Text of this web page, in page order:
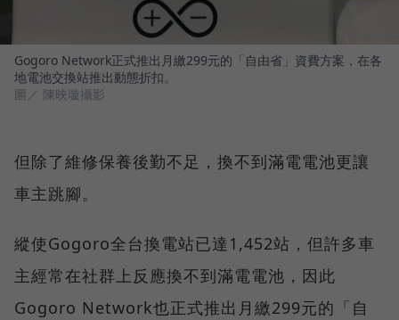
Gogoro Network正式推出月繳299元的「自由省」資費方案，在各
地電池交換站推出動態折扣。
圖／ 陳映璇攝影
但除了維修保養後勤不足，換不到滿電電池更讓
車主跳腳。
縱使Gogoro全台換電站已達1,452站，但許多車
主經常在社群上反應換不到滿電電池，因此
Gogoro Network也正式推出月繳299元的「自